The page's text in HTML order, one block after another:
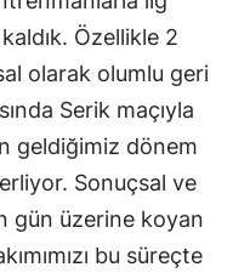
Malatya
Manisa
Kahramanmaraş
Mardin
Muğla
Özellikle 2
olarak olumlu geri
Serik maçıyla
geldiğimiz dönem
Sonuçsal ve
gün üzerine koyan
bu süreçte